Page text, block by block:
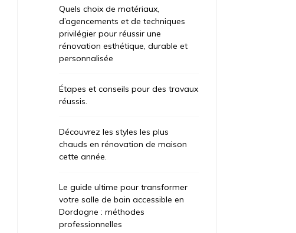
Quels choix de matériaux,
d’agencements et de techniques
privilégier pour réussir une
rénovation esthétique, durable et
personnalisée
Étapes et conseils pour des travaux
réussis.
Découvrez les styles les plus
chauds en rénovation de maison
cette année.
Le guide ultime pour transformer
votre salle de bain accessible en
Dordogne : méthodes
professionnelles